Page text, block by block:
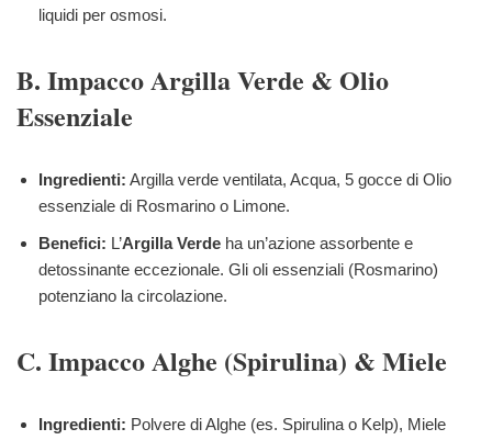
liquidi per osmosi.
B. Impacco Argilla Verde & Olio
Essenziale
Ingredienti: Argilla verde ventilata, Acqua, 5 gocce di Olio
essenziale di Rosmarino o Limone.
Benefici: L’Argilla Verde ha un’azione assorbente e
detossinante eccezionale. Gli oli essenziali (Rosmarino)
potenziano la circolazione.
C. Impacco Alghe (Spirulina) & Miele
Ingredienti: Polvere di Alghe (es. Spirulina o Kelp), Miele